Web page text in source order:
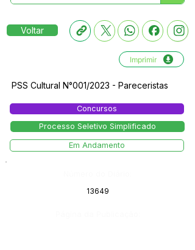
Voltar
Imprimir
PSS Cultural N°001/2023 - Pareceristas
Concursos
Processo Seletivo Simplificado
Em Andamento
13649